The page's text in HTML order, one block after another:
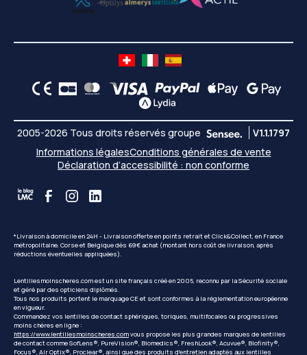
2005-2026 Tous droits réservés groupe
V1.1.1797
Informations légalesConditions générales de vente
Déclaration d’accessibilité : non conforme
*Livraison à domicile en 24H - Livraison offerte en points retrait et Click&Collect, en France
métropolitaine, Corse et Belgique dès 69€ achat (montant hors coût de livraison, après
réductions éventuelles appliquées).
Lentillesmoinscheres.com est un site français créé en 2005, reconnu par la Sécurité sociale
et géré par des opticiens diplômés.
Tous nos produits portent le marquage CE et sont conformes à la réglementation européenne
en vigueur.
Commandez vos lentilles de contact sphériques, toriques, multifocales ou progressives
moins chères en ligne :
https://www.lentillesmoinscheres.comvous propose les plus grandes marques de lentilles
de contact comme SofLens®, PureVision®, Biomedics®, FreshLook®, Acuvue®, Biofinity®,
Focus®, Air Optix®, Proclear®, ainsi que des produits d'entretien adaptés aux lentilles